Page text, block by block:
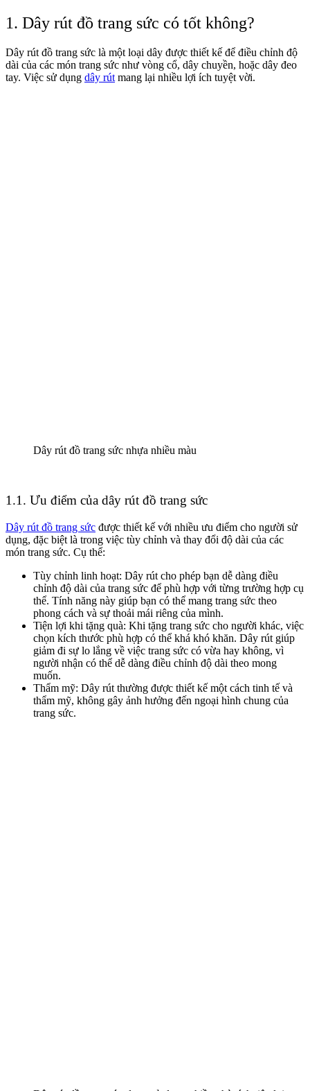
1. Dây rút đồ trang sức có tốt không?
Dây rút đồ trang sức là một loại dây được thiết kế để điều chỉnh độ
dài của các món trang sức như vòng cổ, dây chuyền, hoặc dây đeo
tay. Việc sử dụng dây rút mang lại nhiều lợi ích tuyệt vời.
Dây rút đồ trang sức nhựa nhiều màu
1.1. Ưu điểm của dây rút đồ trang sức
Dây rút đồ trang sức được thiết kế với nhiều ưu điểm cho người sử
dụng, đặc biệt là trong việc tùy chỉnh và thay đổi độ dài của các
món trang sức. Cụ thể:
Tùy chỉnh linh hoạt: Dây rút cho phép bạn dễ dàng điều
chỉnh độ dài của trang sức để phù hợp với từng trường hợp cụ
thể. Tính năng này giúp bạn có thể mang trang sức theo
phong cách và sự thoải mái riêng của mình.
Tiện lợi khi tặng quà: Khi tặng trang sức cho người khác, việc
chọn kích thước phù hợp có thể khá khó khăn. Dây rút giúp
giảm đi sự lo lắng về việc trang sức có vừa hay không, vì
người nhận có thể dễ dàng điều chỉnh độ dài theo mong
muốn.
Thẩm mỹ: Dây rút thường được thiết kế một cách tinh tế và
thẩm mỹ, không gây ảnh hưởng đến ngoại hình chung của
trang sức.